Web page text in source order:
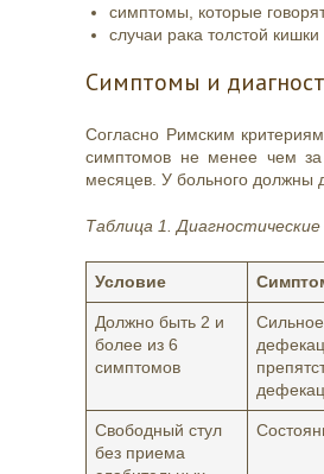
симптомы, которые
случаи рака толстой кишки
Симптомы и
Согласно Римским
симптомов не менее чем за
месяцев. У больного должны
Таблица 1.
Условие
Должно быть 2 и
более из 6
симптомов
Свободный стул
без приема